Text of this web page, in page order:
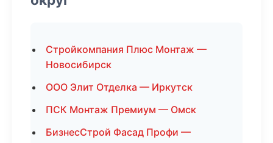
Стройкомпания Плюс Монтаж —
Новосибирск
ООО Элит Отделка — Иркутск
ПСК Монтаж Премиум — Омск
БизнесСтрой Фасад Профи —